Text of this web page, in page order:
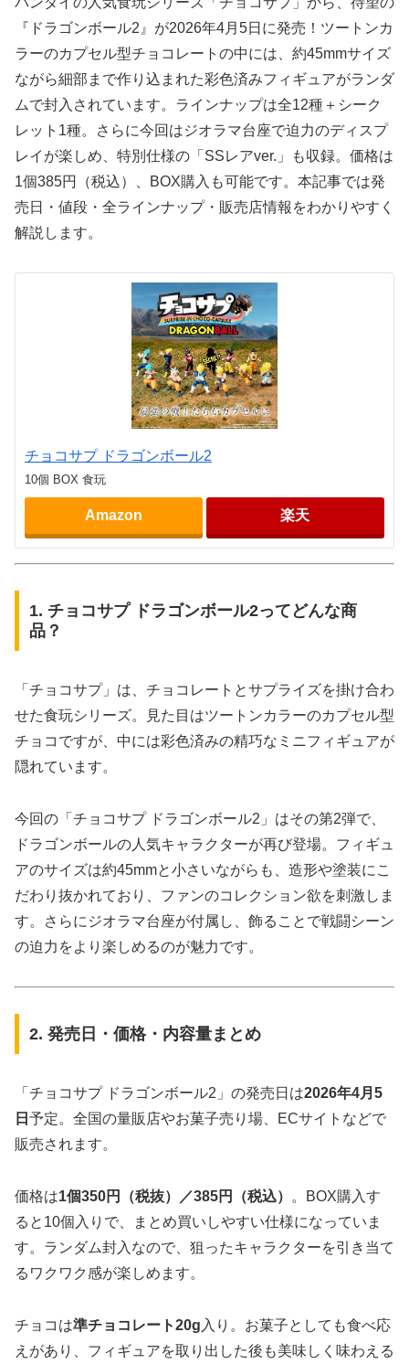
『ドラゴンボール2』が2026年4月5日に発売！ツートンカ
ラーのカプセル型チョコレートの中には、約45mmサイズ
ながら細部まで作り込まれた彩色済みフィギュアがランダ
ムで封入されています。ラインナップは全12種＋シーク
レット1種。さらに今回はジオラマ台座で迫力のディスプ
レイが楽しめ、特別仕様の「SSレアver.」も収録。価格は
1個385円（税込）、BOX購入も可能です。本記事では発
売日・値段・全ラインナップ・販売店情報をわかりやすく
解説します。
チョコサプ ドラゴンボール2
10個 BOX 食玩
Amazon 楽天
1. チョコサプ ドラゴンボール2ってどんな商
品？
「チョコサプ」は、チョコレートとサプライズを掛け合わ
せた食玩シリーズ。見た目はツートンカラーのカプセル型
チョコですが、中には彩色済みの精巧なミニフィギュアが
隠れています。
今回の「チョコサプ ドラゴンボール2」はその第2弾で、
ドラゴンボールの人気キャラクターが再び登場。フィギュ
アのサイズは約45mmと小さいながらも、造形や塗装にこ
だわり抜かれており、ファンのコレクション欲を刺激しま
す。さらにジオラマ台座が付属し、飾ることで戦闘シーン
の迫力をより楽しめるのが魅力です。
2. 発売日・価格・内容量まとめ
「チョコサプ ドラゴンボール2」の発売日は2026年4月5
日 予定。全国の量販店やお菓子売り場、ECサイトなどで
販売されます。
価格は1個350円（税抜）／385円（税込）
。BOX購入す
ると10個入りで、まとめ買いしやすい仕様になっていま
す。ランダム封入なので、狙ったキャラクターを引き当て
るワクワク感が楽しめます。
チョコは準チョコレート20g 入り。お菓子としても食べ応
えがあり、フィギュアを取り出した後も美味しく味わえる